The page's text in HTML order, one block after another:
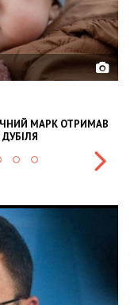
МАРК ОТРИМАВ